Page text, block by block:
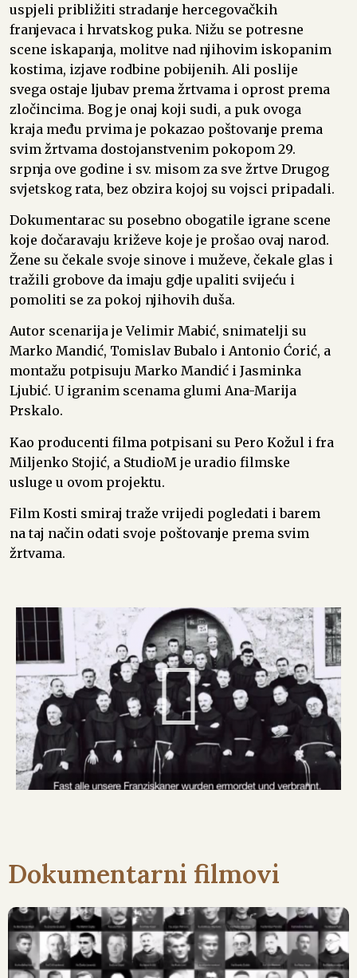
uspjeli približiti stradanje hercegovačkih
franjevaca i hrvatskog puka. Nižu se potresne
scene iskapanja, molitve nad njihovim iskopanim
kostima, izjave rodbine pobijenih. Ali poslije
svega ostaje ljubav prema žrtvama i oprost prema
zločincima. Bog je onaj koji sudi, a puk ovoga
kraja među prvima je pokazao poštovanje prema
svim žrtvama dostojanstvenim pokopom 29.
srpnja ove godine i sv. misom za sve žrtve Drugog
svjetskog rata, bez obzira kojoj su vojsci pripadali.
Dokumentarac su posebno obogatile igrane scene
koje dočaravaju križeve koje je prošao ovaj narod.
Žene su čekale svoje sinove i muževe, čekale glas i
tražili grobove da imaju gdje upaliti svijeću i
pomoliti se za pokoj njihovih duša.
Autor scenarija je Velimir Mabić, snimatelji su
Marko Mandić, Tomislav Bubalo i Antonio Ćorić, a
montažu potpisuju Marko Mandić i Jasminka
Ljubić. U igranim scenama glumi Ana-Marija
Prskalo.
Kao producenti filma potpisani su Pero Kožul i fra
Miljenko Stojić, a StudioM je uradio filmske
usluge u ovom projektu.
Film Kosti smiraj traže vrijedi pogledati i barem
na taj način odati svoje poštovanje prema svim
žrtvama.
Dokumentarni filmovi